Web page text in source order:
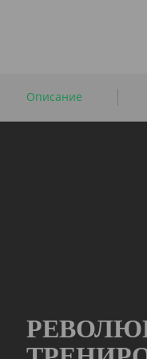
Описание